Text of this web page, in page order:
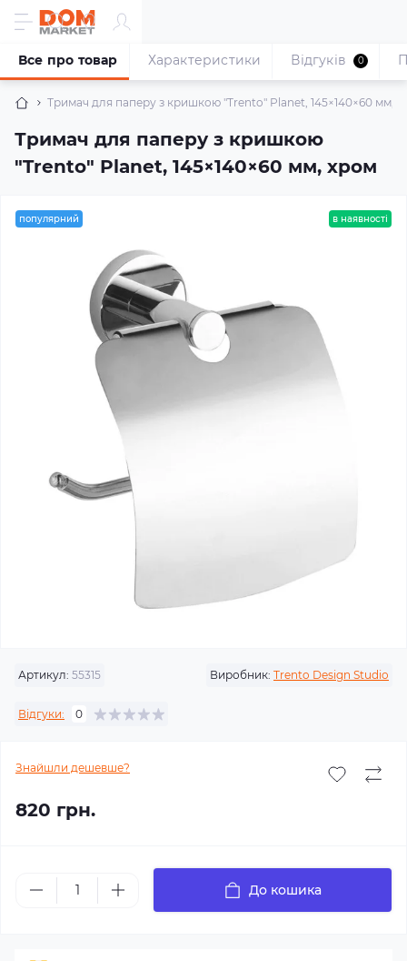
Тримач для паперу з кришкою "Trento" Planet, 145×140×60 мм,
Тримач для паперу з кришкою
"Trento" Planet, 145×140×60 мм, хром
Все про товар Характеристики Відгуків 0
популярний в наявності
Артикул: 55315 Виробник: Trento Design Studio
Відгуки: 0
Знайшли дешевше?
820 грн.
До кошика